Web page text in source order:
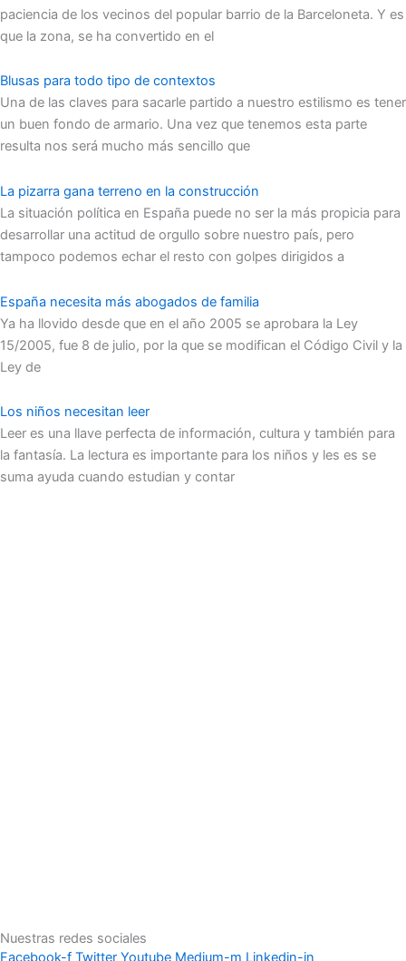
paciencia de los vecinos del popular barrio de la Barceloneta. Y es
que la zona, se ha convertido en el
Blusas para todo tipo de contextos
Una de las claves para sacarle partido a nuestro estilismo es tener
un buen fondo de armario. Una vez que tenemos esta parte
resulta nos será mucho más sencillo que
La pizarra gana terreno en la construcción
La situación política en España puede no ser la más propicia para
desarrollar una actitud de orgullo sobre nuestro país, pero
tampoco podemos echar el resto con golpes dirigidos a
España necesita más abogados de familia
Ya ha llovido desde que en el año 2005 se aprobara la Ley
15/2005, fue 8 de julio, por la que se modifican el Código Civil y la
Ley de
Los niños necesitan leer
Leer es una llave perfecta de información, cultura y también para
la fantasía. La lectura es importante para los niños y les es se
suma ayuda cuando estudian y contar
Nuestras redes sociales
Facebook-f Twitter Youtube Medium-m Linkedin-in